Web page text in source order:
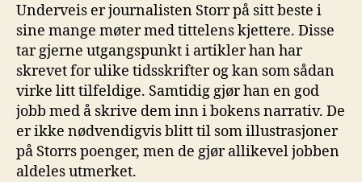
Underveis er journalisten Storr på sitt beste i
sine mange møter med tittelens kjettere. Disse
tar gjerne utgangspunkt i artikler han har
skrevet for ulike tidsskrifter og kan som sådan
virke litt tilfeldige. Samtidig gjør han en god
jobb med å skrive dem inn i bokens narrativ. De
er ikke nødvendigvis blitt til som illustrasjoner
på Storrs poenger, men de gjør allikevel jobben
aldeles utmerket.